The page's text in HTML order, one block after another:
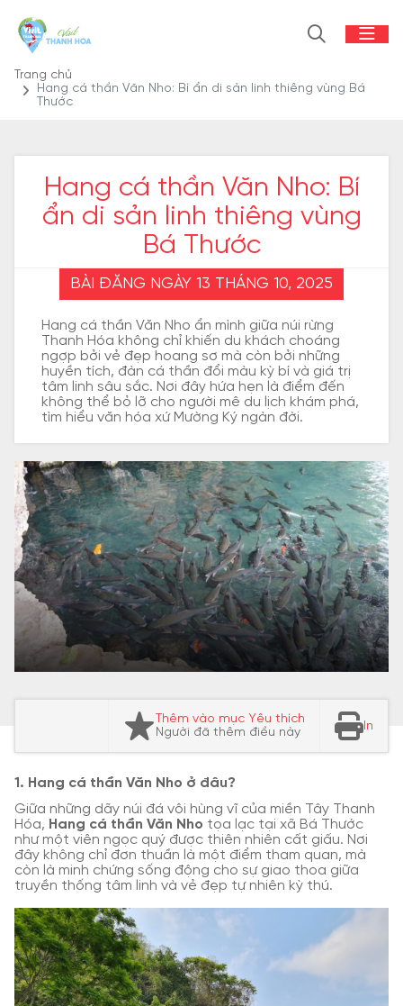
Trang chủ
Hang cá thần Văn Nho: Bí ẩn di sản linh thiêng vùng Bá
Thước
Hang cá thần Văn Nho: Bí
ẩn di sản linh thiêng vùng
Bá Thước
BÀI ĐĂNG NGÀY 13 THÁNG 10, 2025
Hang cá thần Văn Nho ẩn mình giữa núi rừng
Thanh Hóa không chỉ khiến du khách choáng
ngợp bởi vẻ đẹp hoang sơ mà còn bởi những
huyền tích, đàn cá thần đổi màu kỳ bí và giá trị
tâm linh sâu sắc. Nơi đây hứa hẹn là điểm đến
không thể bỏ lỡ cho người mê du lịch khám phá,
tìm hiểu văn hóa xứ Mường Ký ngàn đời.
Thêm vào mục Yêu thích
Người đã thêm điều này
In
1. Hang cá thần Văn Nho ở đâu?
Giữa những dãy núi đá vôi hùng vĩ của miền Tây Thanh
Hóa, Hang cá thần Văn Nho tọa lạc tại xã Bá Thước
như một viên ngọc quý được thiên nhiên cất giấu. Nơi
đây không chỉ đơn thuần là một điểm tham quan, mà
còn là minh chứng sống động cho sự giao thoa giữa
truyền thống tâm linh và vẻ đẹp tự nhiên kỳ thú.